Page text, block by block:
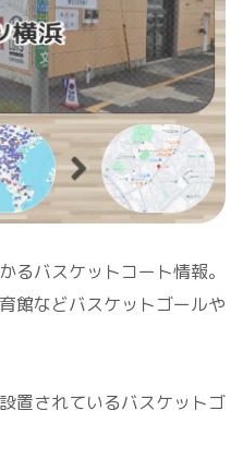
るバスケットコート情報。
館などバスケットゴールや
置されているバスケットゴ